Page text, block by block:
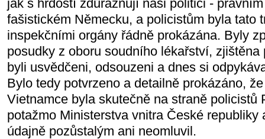
jak s hrdostí zdůrazňují naši politici -
fašistickém Německu, a policistům byla tato
inspekčními orgány řádně prokázána. Byly
posudky z oboru soudního lékařství,
byli usvědčeni, odsouzeni a dnes si
Bylo tedy potvrzeno a detailně prokázáno,
Vietnamce byla skutečně na straně policistů
potažmo Ministerstva vnitra České republiky
údajně pozůstalým ani neomluvil.